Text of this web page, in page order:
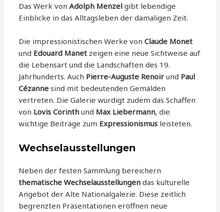
Das Werk vonAdolph Menzel gibt lebendige
Einblicke in das Alltagsleben der damaligen Zeit.
Die impressionistischen Werke vonClaude Monet
und Edouard Manet zeigen eine neue Sichtweise auf
die Lebensart und die Landschaften des 19.
Jahrhunderts. Auch Pierre-Auguste Renoir und Paul
Cézanne sind mit bedeutenden Gemälden
vertreten. Die Galerie würdigt zudem das Schaffen
von Lovis Corinth und Max Liebermann, die
wichtige Beiträge zum Expressionismus leisteten.
Wechselausstellungen
Neben der festen Sammlung bereichern
thematische Wechselausstellungen das kulturelle
Angebot der Alte Nationalgalerie. Diese zeitlich
begrenzten Präsentationen eröffnen neue